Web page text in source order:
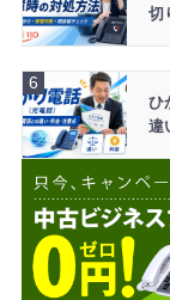
切
ひ
違